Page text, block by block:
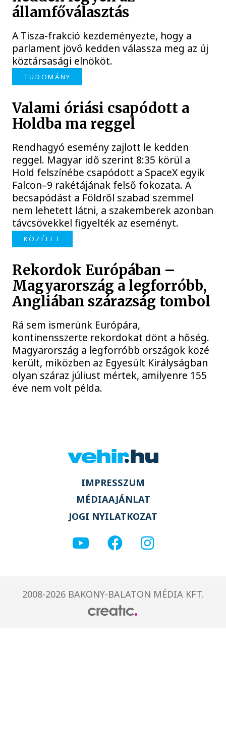
államfőválasztás
A Tisza-frakció kezdeményezte, hogy a
parlament jövő kedden válassza meg az új
köztársasági elnököt.
TUDOMÁNY
Valami óriási csapódott a
Holdba ma reggel
Rendhagyó esemény zajlott le kedden
reggel. Magyar idő szerint 8:35 körül a
Hold felszínébe csapódott a SpaceX egyik
Falcon–9 rakétájának felső fokozata. A
becsapódást a Földről szabad szemmel
nem lehetett látni, a szakemberek azonban
távcsövekkel figyelték az eseményt.
KÖZÉLET
Rekordok Európában –
Magyarország a legforróbb,
Angliában szárazság tombol
Rá sem ismerünk Európára,
kontinensszerte rekordokat dönt a hőség.
Magyarország a legforróbb országok közé
került, miközben az Egyesült Királyságban
olyan száraz júliust mértek, amilyenre 155
éve nem volt példa.
IMPRESSZUM
MÉDIAAJÁNLAT
JOGI NYILATKOZAT
2008-2026 BAKONY-BALATON MÉDIA KFT.